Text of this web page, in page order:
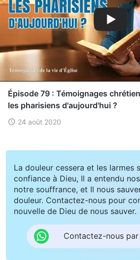
Épisode 79 : Témoignages
les pharisiens d'aujourd'hui ?
24 août 2020
La douleur cessera et les larmes
confiance à Dieu, Il a entendu
notre souffrance, et Il nous
douleur. Contactez-nous pour
nouvelle de Dieu de nous sauver.
Contactez-nous